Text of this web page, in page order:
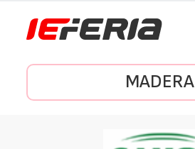
MADERA